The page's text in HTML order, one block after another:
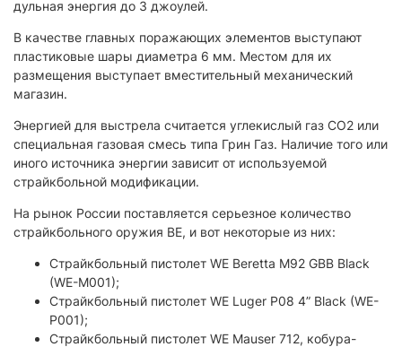
дульная энергия до 3 джоулей.
В качестве главных поражающих элементов выступают
пластиковые шары диаметра 6 мм. Местом для их
размещения выступает вместительный механический
магазин.
Энергией для выстрела считается углекислый газ CO2 или
специальная газовая смесь типа Грин Газ. Наличие того или
иного источника энергии зависит от используемой
страйкбольной модификации.
На рынок России поставляется серьезное количество
страйкбольного оружия ВЕ, и вот некоторые из них:
Страйкбольный пистолет WE Beretta M92 GBB Black
(WE-M001);
Страйкбольный пистолет WE Luger P08 4” Black (WE-
P001);
Страйкбольный пистолет WE Mauser 712, кобура-